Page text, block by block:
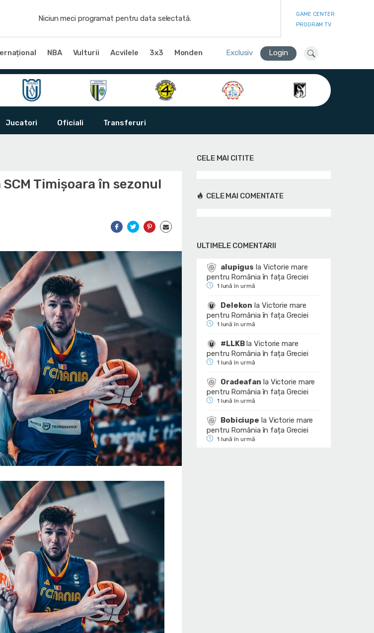
Niciun meci programat pentru data selectată.
GAME CENTER
PROGRAM TV
NBA Vulturii Acvilele 3x3 Monden Exclusiv Login
Jucatori Oficiali Transferuri
Timișoara în sezonul
CELE MAI CITITE
CELE MAI COMENTATE
ULTIMELE COMENTARII
alupigus la Victorie mare
pentru România în fața Greciei
1 lună în urmă
Delekon la Victorie mare
pentru România în fața Greciei
1 lună în urmă
#LLKBlaVictorie mare
pentru România în fața Greciei
1 lună în urmă
Oradeafan la Victorie mare
pentru România în fața Greciei
1 lună în urmă
Bobiciupe la Victorie mare
pentru România în fața Greciei
1 lună în urmă